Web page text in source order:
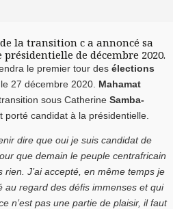
la transition c a annoncé sa
de décembre 2020.
le premier tour des élections
le 27 décembre 2020. Mahamat
sous Catherine Samba-
porté candidat à la présidentielle.
dire que oui je suis candidat de
que demain le peuple centrafricain
J’ai accepté, en même temps je
au regard des défis immenses et qui
n’est pas une partie de plaisir, il faut